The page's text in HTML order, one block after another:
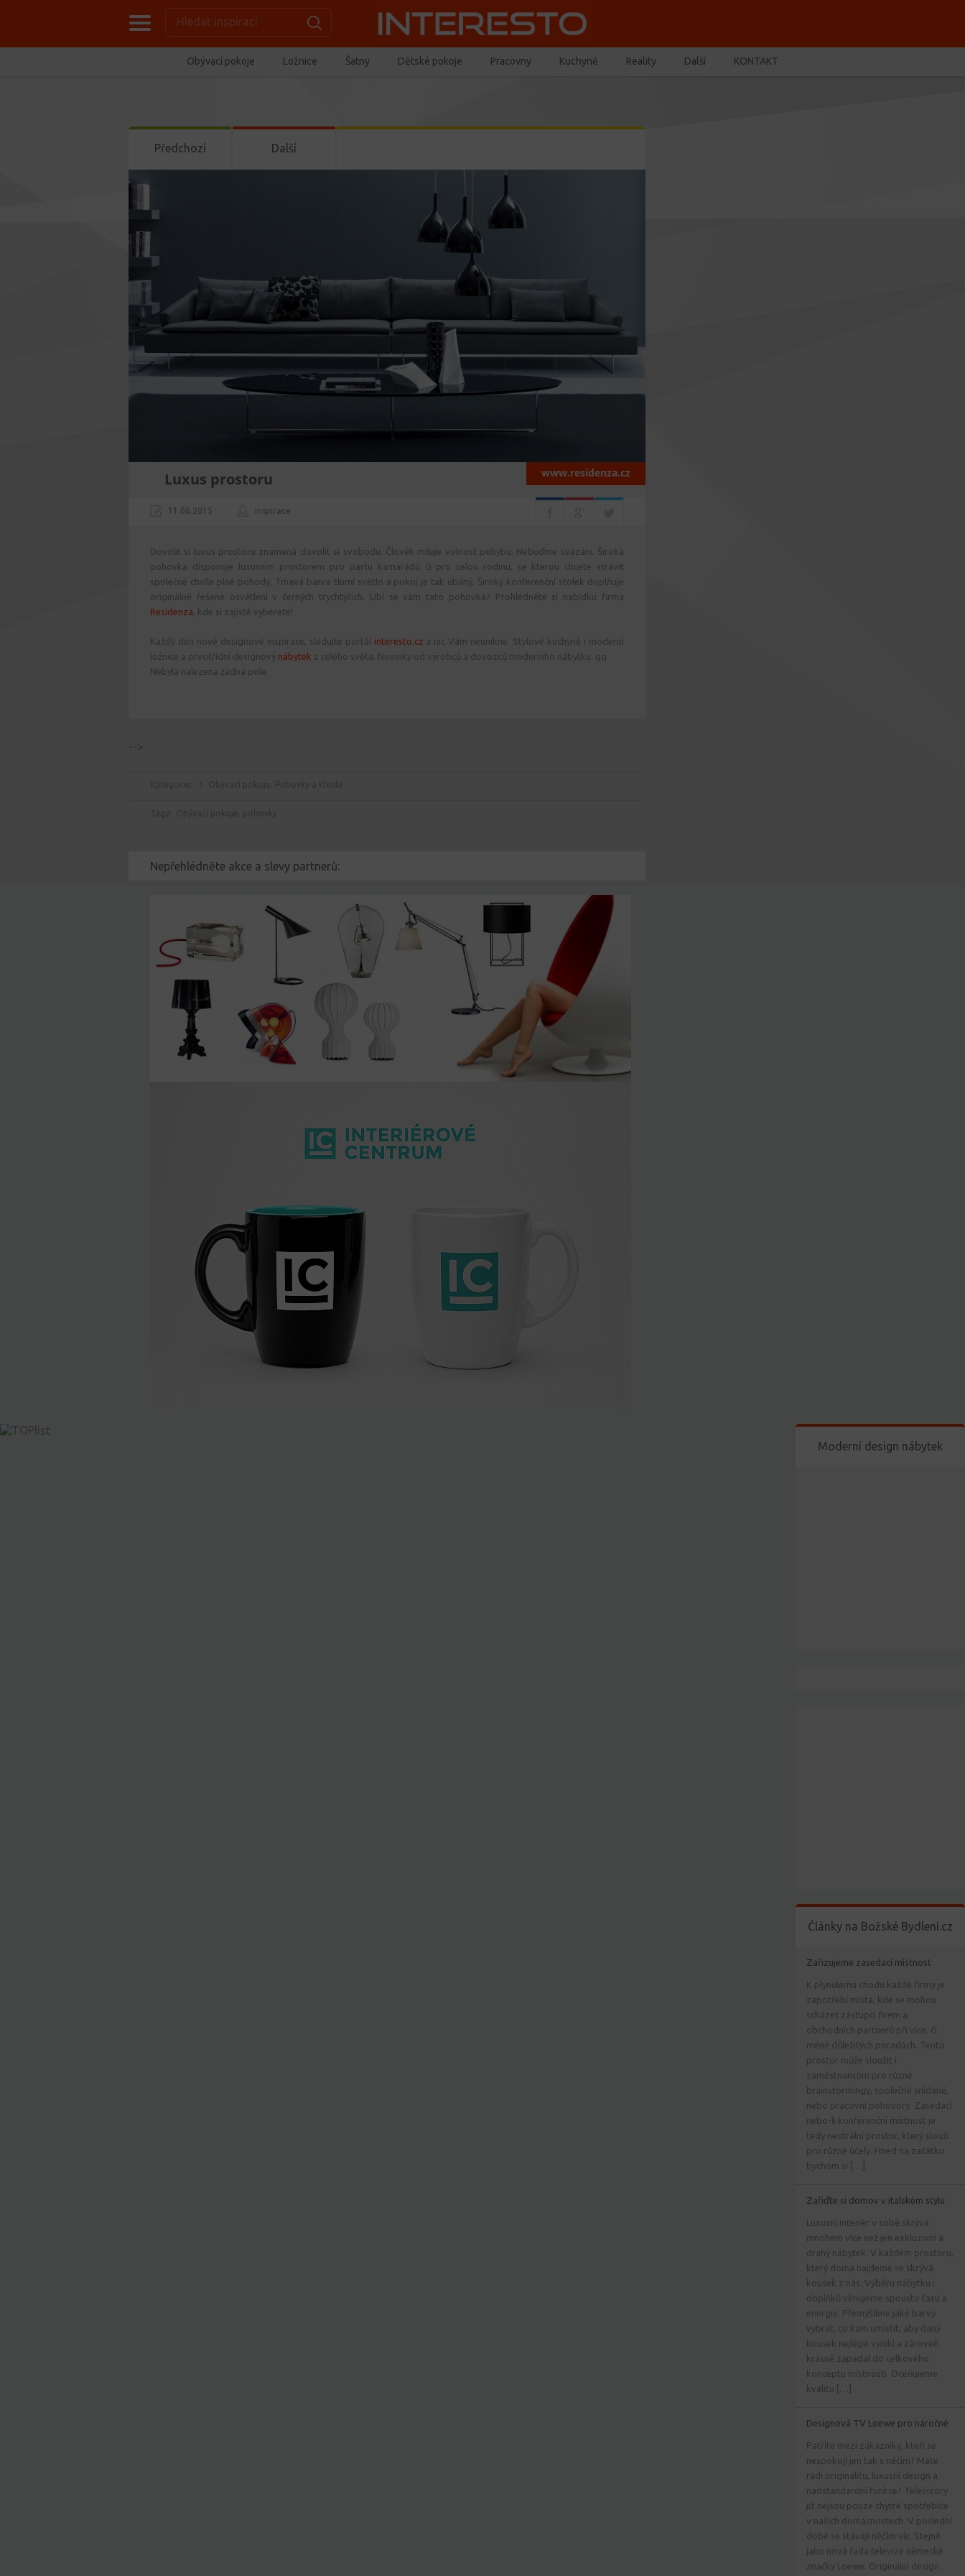
Obývací pokoje Ložnice Šatny Dětské pokoje Pracovny Kuchyně Reality Další KONTAKT
Předchozí Další
www.residenza.cz
Luxus prostoru
11.06.2015 inspirace
Dovolit si luxus prostoru znamená dovolit si svobodu. Člověk miluje volnost pohybu. Nebuďme svázáni. Široká
pohovka disponuje luxusním prostorem pro partu kamarádů či pro celou rodinu, se kterou chcete strávit
společné chvíle plné pohody. Tmavá barva tlumí světlo a pokoj je tak útulný. Široký konferenční stolek doplňuje
originálně řešené osvětlení v černých trychtýřích. Líbí se vám tato pohovka? Prohlédněte si nabídku firma
Residenza, kde si zajisté vyberete!
Každý den nové designové inspirace, sledujte portál interesto.cz a nic Vám neunikne. Stylové kuchyně i moderní
ložnice a prvotřídní designový nábytek z celého světa. Novinky od výrobců a dovozců moderního nábytku. qq
Nebyla nalezena žádná pole.
Nepřehlédněte akce a slevy partnerů:
Moderní design nábytek
Články na Božské Bydlení.cz
Zařizujeme zasedací místnost
K plynulému chodu každé firmy je
zapotřebí místa, kde se mohou
scházet zástupci firem a
obchodních partnerů při více, či
méně důležitých poradách. Tento
prostor může sloužit i
zaměstnancům pro různé
brainstormingy, společné snídaně,
nebo pracovní pohovory. Zasedací
nebo-li konferenční místnost je
tedy neutrální prostor, který slouží
pro různé účely. Hned na začátku
bychom si […]
Zařiďte si domov v italském stylu
Luxusní interiér v sobě skrývá
mnohem více než jen exkluzivní a
drahý nábytek. V každém prostoru,
který doma najdeme se skrývá
kousek z nás. Výběru nábytku i
doplňků věnujeme spoustu času a
energie. Přemýšlíme jaké barvy
vybrat, co kam umístit, aby daný
kousek nejlépe vynikl a zároveň
krásně zapadal do celkového
konceptu místnosti. Oceňujeme
kvalitu […]
Designová TV Loewe pro náročné
Patříte mezi zákazníky, kteří se
nespokojí jen tak s něčím? Máte
rádi originalitu, luxusní design a
nadstandardní funkce? Televizory
již nejsou pouze chytré spotřebiče
v našich domácnostech. V poslední
době se stávají něčím víc. Stejně
jako nová řada televize německé
značky Loewe. Originální design